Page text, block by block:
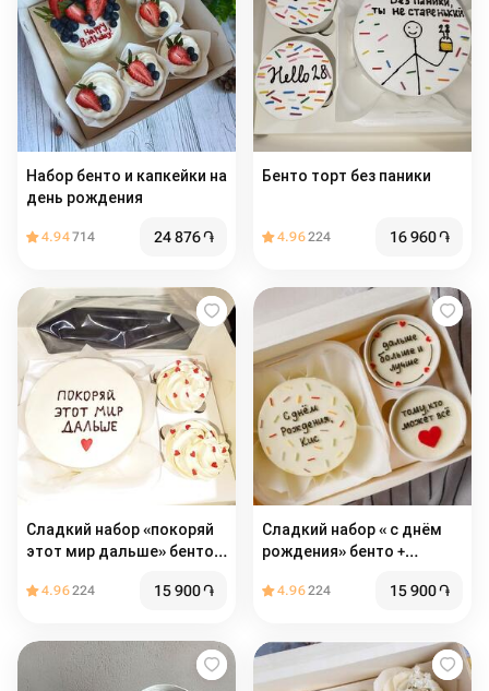
Набор бенто и капкейки на
день рождения
4.94714 24 876֏
Бенто торт без паники
4.96224 16 960֏
Сладкий набор «покоряй
этот мир дальше» бенто +
4.96224 15 900֏
Сладкий набор « с днём
рождения» бенто +
4.96224 15 900֏